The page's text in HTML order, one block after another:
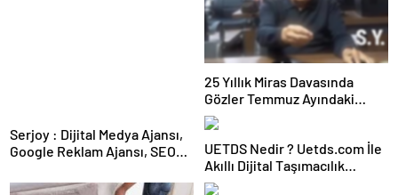
25 Yıllık Miras Davasında
Gözler Temmuz Ayındaki
Karar Duruşmasına Çevrildi
Serjoy : Dijital Medya Ajansı,
Google Reklam Ajansı, SEO
UETDS Nedir ? Uetds.com İle
Akıllı Dijital Taşımacılık
Yazılımı